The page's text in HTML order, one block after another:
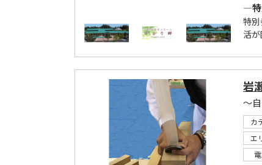
―特
特
活
岩
～
カ
エ